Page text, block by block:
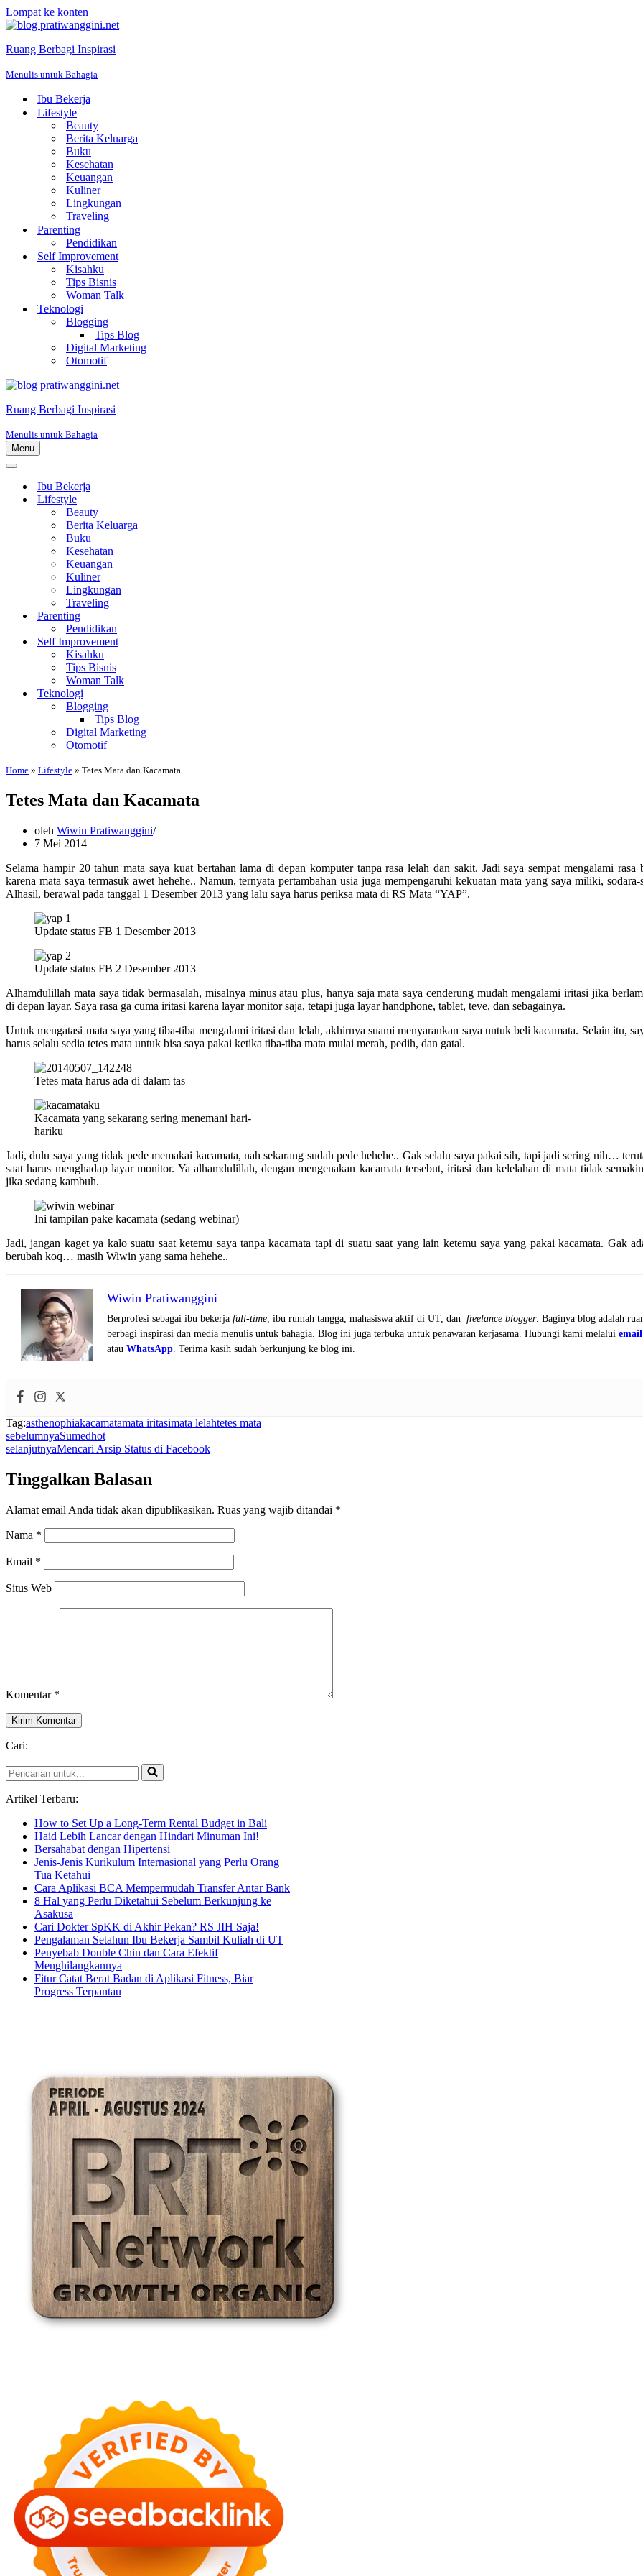
Lompat ke konten
Ruang Berbagi Inspirasi
Menulis untuk Bahagia
Ibu Bekerja
Lifestyle
Beauty
Berita Keluarga
Buku
Kesehatan
Keuangan
Kuliner
Lingkungan
Traveling
Parenting
Pendidikan
Self Improvement
Kisahku
Tips Bisnis
Woman Talk
Teknologi
Blogging
Tips Blog
Digital Marketing
Otomotif
Ruang Berbagi Inspirasi
Menulis untuk Bahagia
Menu
Menu
Menu
NavigasiIbu Bekerja
Lifestyle
Beauty
Berita Keluarga
Buku
Kesehatan
Keuangan
Kuliner
Lingkungan
Traveling
Parenting
Pendidikan
Self Improvement
Kisahku
Tips Bisnis
Woman Talk
Teknologi
Blogging
Tips Blog
Digital Marketing
Otomotif
Home » Lifestyle » Tetes Mata dan Kacamata
Tetes Mata dan Kacamata
oleh Wiwin Pratiwanggini
7 Mei 2014
Selama hampir 20 tahun mata saya kuat bertahan lama di depan komputer tanpa rasa lelah dan sakit. Jadi saya sempat mengalami rasa
karena mata saya termasuk awet hehehe.. Namun, ternyata pertambahan usia juga mempengaruhi kekuatan mata yang saya miliki, sodara-
Alhasil, berawal pada tanggal 1 Desember 2013 yang lalu saya harus periksa mata di RS Mata “YAP”.
Update status FB 1 Desember 2013
Update status FB 2 Desember 2013
Alhamdulillah mata saya tidak bermasalah, misalnya minus atau plus, hanya saja mata saya cenderung mudah mengalami iritasi jika
di depan layar. Saya rasa ga cuma iritasi karena layar monitor saja, tetapi juga layar handphone, tablet, teve, dan sebagainya.
Untuk mengatasi mata saya yang tiba-tiba mengalami iritasi dan lelah, akhirnya suami menyarankan saya untuk beli kacamata. Selain itu,
harus selalu sedia tetes mata untuk bisa saya pakai ketika tiba-tiba mata mulai merah, pedih, dan gatal.
Tetes mata harus ada di dalam tas
Kacamata yang sekarang sering menemani hari-
hariku
Jadi, dulu saya yang tidak pede memakai kacamata, nah sekarang sudah pede hehehe.. Gak selalu saya pakai sih, tapi jadi sering nih…
saat harus menghadap layar monitor. Ya alhamdulillah, dengan mengenakan kacamata tersebut, iritasi dan kelelahan di mata tidak
jika sedang kambuh.
Ini tampilan pake kacamata (sedang webinar)
Jadi, jangan kaget ya kalo suatu saat ketemu saya tanpa kacamata tapi di suatu saat yang lain ketemu saya yang pakai kacamata. Gak
berubah koq… masih Wiwin yang sama hehehe..
Wiwin Pratiwanggini
Berprofesi sebagai ibu bekerja full-time , ibu rumah tangga, mahasiswa aktif di UT, dan freelance blogger. Baginya blog adalah
berbagi inspirasi dan media menulis untuk bahagia. Blog ini juga terbuka untuk penawaran kerjasama. Hubungi kami melalui email
atau WhatsApp . Terima kasih sudah berkunjung ke blog ini.
Tag:asthenophiakacamatamata iritasimata lelahtetes mata
sebelumnyaSumedhot
selanjutnyaMencari Arsip Status di Facebook
Tinggalkan Balasan
Alamat email Anda tidak akan dipublikasikan. Ruas yang wajib ditandai *
Nama *
Email *
Situs Web
Komentar *
Cari:
Pencarian
untuk...
Artikel Terbaru:
How to Set Up a Long-Term Rental Budget in Bali
Haid Lebih Lancar dengan Hindari Minuman Ini!
Bersahabat dengan Hipertensi
Jenis-Jenis Kurikulum Internasional yang Perlu Orang
Tua Ketahui
Cara Aplikasi BCA Mempermudah Transfer Antar Bank
8 Hal yang Perlu Diketahui Sebelum Berkunjung ke
Asakusa
Cari Dokter SpKK di Akhir Pekan? RS JIH Saja!
Pengalaman Setahun Ibu Bekerja Sambil Kuliah di UT
Penyebab Double Chin dan Cara Efektif
Menghilangkannya
Fitur Catat Berat Badan di Aplikasi Fitness, Biar
Progress Terpantau